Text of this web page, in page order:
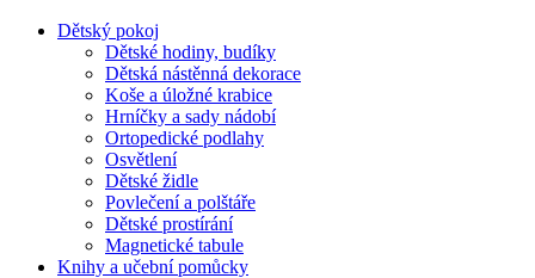
Dětský pokoj
Dětské hodiny, budíky
Dětská nástěnná dekorace
Koše a úložné krabice
Hrníčky a sady nádobí
Ortopedické podlahy
Osvětlení
Dětské židle
Povlečení a polštáře
Dětské prostírání
Magnetické tabule
Knihy a učební pomůcky